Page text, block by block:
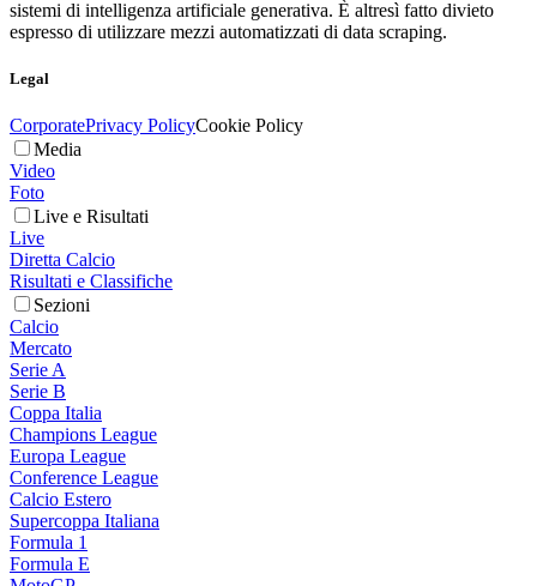
sistemi di intelligenza artificiale generativa. È altresì fatto divieto
espresso di utilizzare mezzi automatizzati di data scraping.
Legal
CorporatePrivacy PolicyCookie Policy
Media
Video
Foto
Live e Risultati
Live
Diretta Calcio
Risultati e Classifiche
Sezioni
Calcio
Mercato
Serie A
Serie B
Coppa Italia
Champions League
Europa League
Conference League
Calcio Estero
Supercoppa Italiana
Formula 1
Formula E